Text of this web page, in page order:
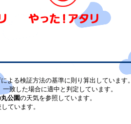
よる検証方法の基準に則り算出しています。
一致した場合に適中と判定しています。
公園の天気を参照しています。
ています。